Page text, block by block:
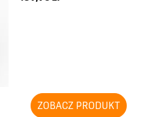
ZOBACZ PRODUKT